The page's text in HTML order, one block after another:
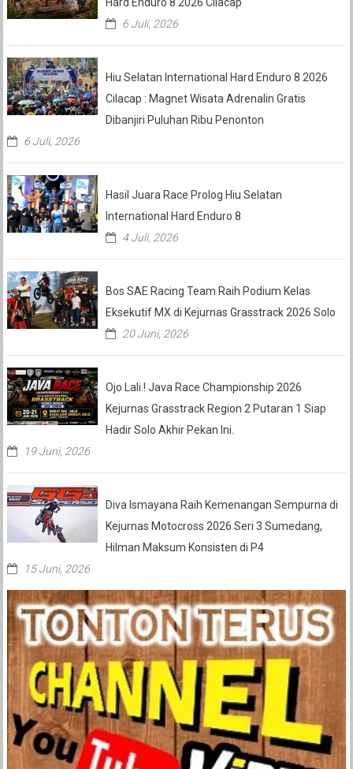
Hard Enduro 8 2026 Cilacap
6 Juli, 2026
Hiu Selatan International Hard Enduro 8 2026
Cilacap : Magnet Wisata Adrenalin Gratis
Dibanjiri Puluhan Ribu Penonton
6 Juli, 2026
Hasil Juara Race Prolog Hiu Selatan
International Hard Enduro 8
4 Juli, 2026
Bos SAE Racing Team Raih Podium Kelas
Eksekutif MX di Kejurnas Grasstrack 2026 Solo
20 Juni, 2026
Ojo Lali.! Java Race Championship 2026
Kejurnas Grasstrack Region 2 Putaran 1 Siap
Hadir Solo Akhir Pekan Ini.
19 Juni, 2026
Diva Ismayana Raih Kemenangan Sempurna di
Kejurnas Motocross 2026 Seri 3 Sumedang,
Hilman Maksum Konsisten di P4
15 Juni, 2026